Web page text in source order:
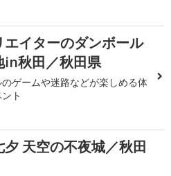
エイターのダンボール
in秋田／秋田県
ゲームや迷路などが楽しめる体
ト
夕 天空の不夜城／秋田